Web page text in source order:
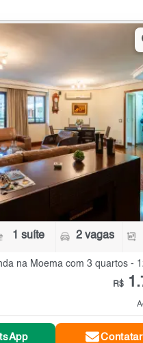
1 suíte 2 vagas
na Moema com 3 quartos -
R$
Contatar